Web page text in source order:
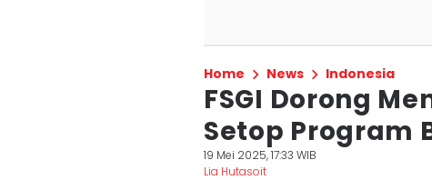
Home News Indonesia
FSGI Dorong
Setop Program
19 Mei 2025, 17:33 WIB
Lia Hutasoit